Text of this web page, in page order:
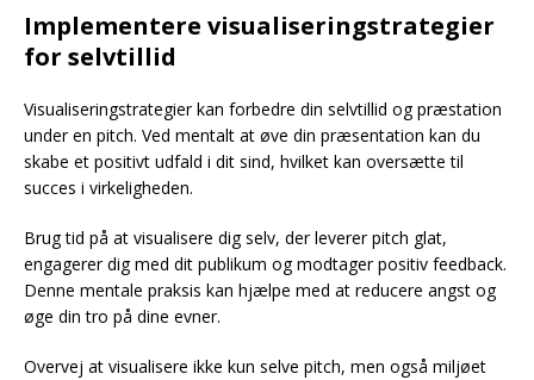
Implementere visualiseringstrategier
for selvtillid
Visualiseringstrategier kan forbedre din selvtillid og præstation
under en pitch. Ved mentalt at øve din præsentation kan du
skabe et positivt udfald i dit sind, hvilket kan oversætte til
succes i virkeligheden.
Brug tid på at visualisere dig selv, der leverer pitch glat,
engagerer dig med dit publikum og modtager positiv feedback.
Denne mentale praksis kan hjælpe med at reducere angst og
øge din tro på dine evner.
Overvej at visualisere ikke kun selve pitch, men også miljøet